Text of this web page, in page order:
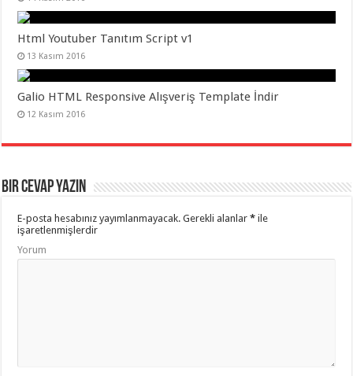
Html Youtuber Tanıtım Script v1
13 Kasım 2016
Galio HTML Responsive Alışveriş Template İndir
12 Kasım 2016
Bir cevap yazın
E-posta hesabınız yayımlanmayacak. Gerekli alanlar* ile
işaretlenmişlerdir
Yorum